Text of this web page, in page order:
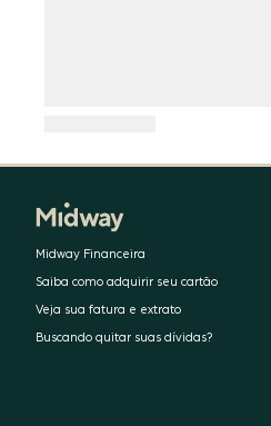
Midway Financeira
Saiba como adquirir seu cartão
Veja sua fatura e extrato
Buscando quitar suas dívidas?